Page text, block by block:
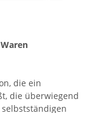
die ein
die überwiegend